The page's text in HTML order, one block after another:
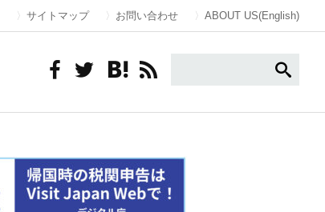
サイトマップ お問い合わせ ABOUT US(English)